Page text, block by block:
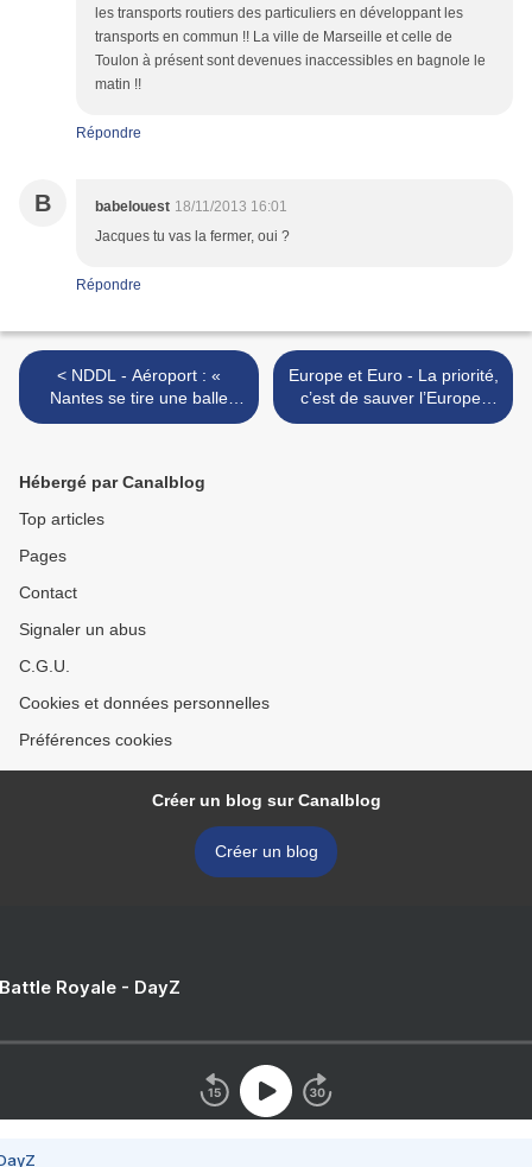
les transports routiers des particuliers en développant les
transports en commun !! La ville de Marseille et celle de
Toulon à présent sont devenues inaccessibles en bagnole le
matin !!
Répondre
B babelouest 18/11/2013 16:01
Jacques tu vas la fermer, oui ?
Répondre
< NDDL - Aéroport : «
Nantes se tire une balle
dans le pied » selon
Europe et Euro - La priorité,
c’est de sauver l’Europe,
pas l’euro (J. Généreux
Hébergé par Canalblog
Top articles
Pages
Contact
Signaler un abus
C.G.U.
Cookies et données personnelles
Préférences cookies
Créer un blog sur Canalblog
Créer un blog
Royale - DayZ